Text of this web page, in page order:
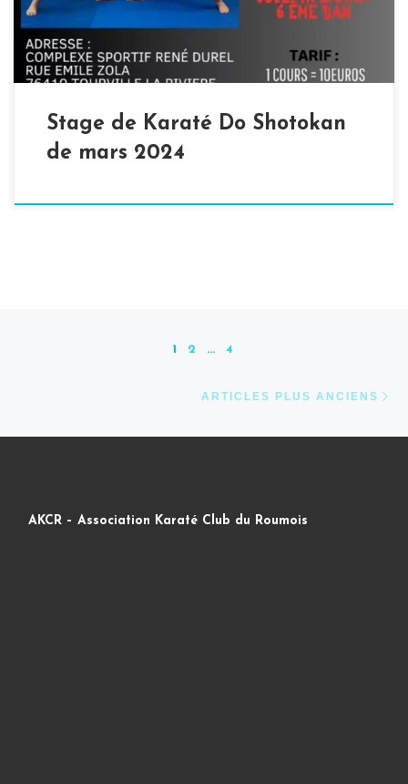
ZAMMIT Le stage aura lieu […]
Stage de Karaté Do Shotokan
de mars 2024
1 2 … 4
ARTICLES PLUS ANCIENS
AKCR – Association Karaté Club du Roumois